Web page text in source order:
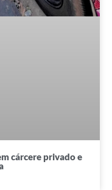
cárcere privado e